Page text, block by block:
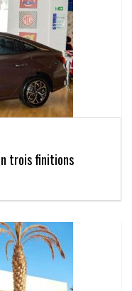
trois finitions